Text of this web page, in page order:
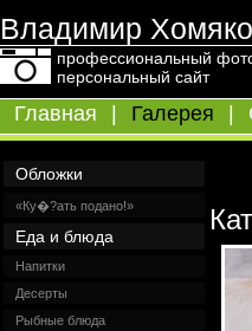
Владимир
профессиональный
персональный сайт
Главная Галерея
Обложки
«Ку�?ать подано!»
Еда и блюда
Напитки
Десерты
Рыбные блюда